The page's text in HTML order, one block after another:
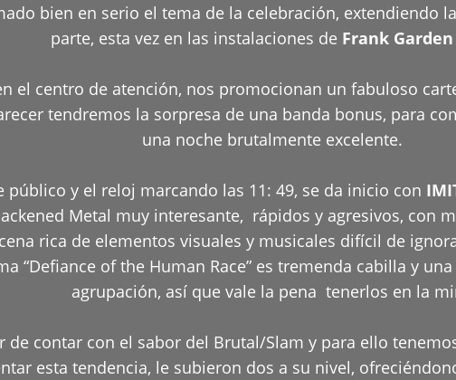
bien en serio el tema de la celebración, extendiendo
parte, esta vez en las instalaciones de Frank
el centro de atención, nos promocionan un fabuloso
tendremos la sorpresa de una banda bonus, para
una noche brutalmente excelente.
público y el reloj marcando las 11: 49, se da inicio con
Metal muy interesante, rápidos y agresivos, con
rica de elementos visuales y musicales difícil de
“Defiance of the Human Race” es tremenda cabilla y
agrupación, así que vale la pena tenerlos en la
de contar con el sabor del Brutal/Slam y para ello
esta tendencia, le subieron dos a su nivel,